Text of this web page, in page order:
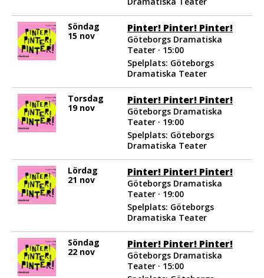
Söndag
15 nov
Pinter! Pinter! Pinter!
Göteborgs Dramatiska
Teater · 15:00
Spelplats: Göteborgs
Dramatiska Teater
Torsdag
19 nov
Pinter! Pinter! Pinter!
Göteborgs Dramatiska
Teater · 19:00
Spelplats: Göteborgs
Dramatiska Teater
Lördag
21 nov
Pinter! Pinter! Pinter!
Göteborgs Dramatiska
Teater · 19:00
Spelplats: Göteborgs
Dramatiska Teater
Söndag
22 nov
Pinter! Pinter! Pinter!
Göteborgs Dramatiska
Teater · 15:00